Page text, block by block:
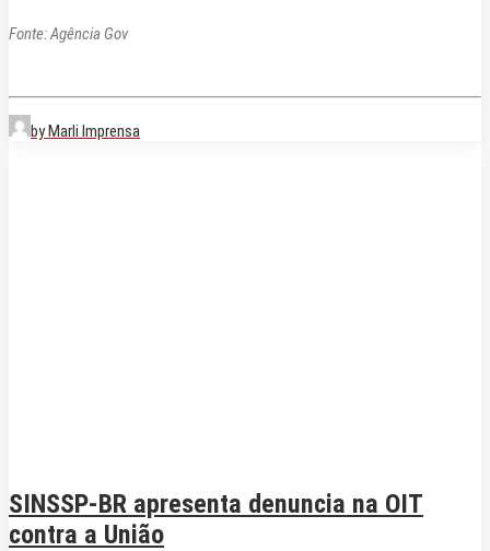
Fonte: Agência Gov
by Marli Imprensa
SINSSP-BR apresenta denuncia na OIT
contra a União